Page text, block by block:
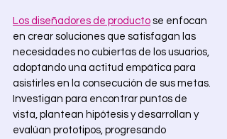
Los diseñadores de producto se enfocan
en crear soluciones que satisfagan las
necesidades no cubiertas de los usuarios,
adoptando una actitud empática para
asistirles en la consecución de sus metas.
Investigan para encontrar puntos de
vista, plantean hipótesis y desarrollan y
evalúan prototipos, progresando